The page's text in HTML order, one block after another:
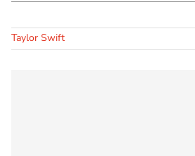
Taylor Swift